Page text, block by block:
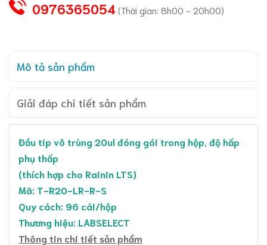
0976365054 (Thời gian: 8h00 - 20h00)
Mô tả sản phẩm
Giải đáp chi tiết sản phẩm
Đầu tip vô trùng 20ul đóng gói trong hộp, độ hấp
phụ thấp
(thích hợp cho Rainin LTS)
Mã: T-R20-LR-R-S
Quy cách: 96 cái/hộp
Thương hiệu: LABSELECT
Thông tin chi tiết sản phẩm